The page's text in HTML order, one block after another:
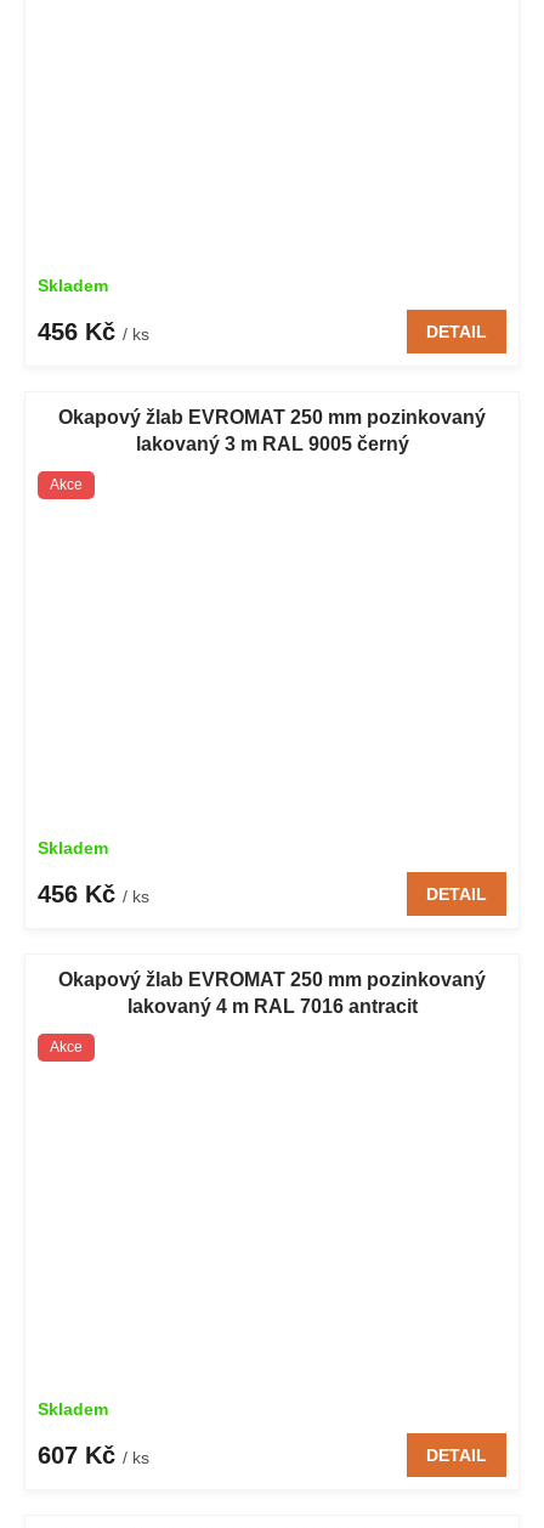
Skladem
456 Kč / ks DETAIL
Okapový žlab EVROMAT 250 mm pozinkovaný
lakovaný 3 m RAL 9005 černý
Akce
Skladem
456 Kč / ks DETAIL
Okapový žlab EVROMAT 250 mm pozinkovaný
lakovaný 4 m RAL 7016 antracit
Akce
Skladem
607 Kč / ks DETAIL